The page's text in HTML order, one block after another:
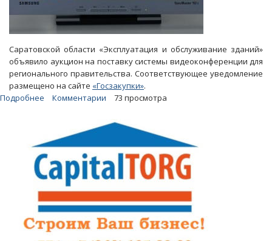
Саратовской области «Эксплуатация и обслуживание зданий»
объявило аукцион на поставку системы видеоконференции для
регионального правительства. Соответствующее уведомление
размещено на сайте «Госзакупки».
Подробнее
почти
3
миллиона
за
систему
видеоконференции
Комментарии 73 просмотра